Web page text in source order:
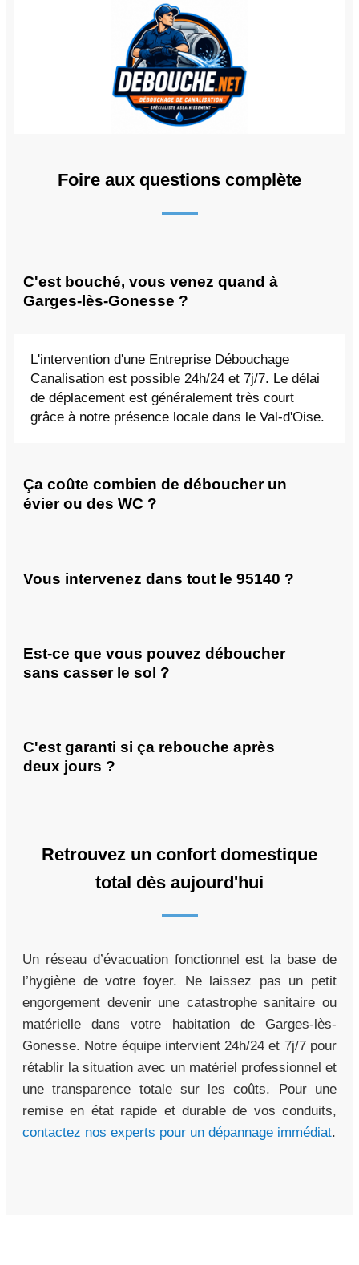
Foire aux questions complète
C'est bouché, vous venez quand à
Garges-lès-Gonesse ?
L'intervention d'une Entreprise Débouchage
Canalisation est possible 24h/24 et 7j/7. Le délai
de déplacement est généralement très court
grâce à notre présence locale dans le Val-d'Oise.
Ça coûte combien de déboucher un
évier ou des WC ?
Vous intervenez dans tout le 95140 ?
Est-ce que vous pouvez déboucher
sans casser le sol ?
C'est garanti si ça rebouche après
deux jours ?
Retrouvez un confort domestique
total dès aujourd'hui
Un réseau d’évacuation fonctionnel est la base de
l’hygiène de votre foyer. Ne laissez pas un petit
engorgement devenir une catastrophe sanitaire ou
matérielle dans votre habitation de Garges-lès-
Gonesse. Notre équipe intervient 24h/24 et 7j/7 pour
rétablir la situation avec un matériel professionnel et
une transparence totale sur les coûts. Pour une
remise en état rapide et durable de vos conduits,
contactez nos experts pour un dépannage immédiat.